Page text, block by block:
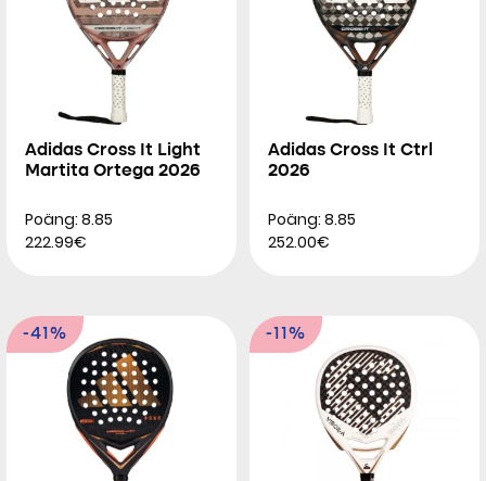
Adidas Cross It Light
Martita Ortega 2026
Poäng: 8.85
222.99€
Adidas Cross It Ctrl
2026
Poäng: 8.85
252.00€
-41% -11%